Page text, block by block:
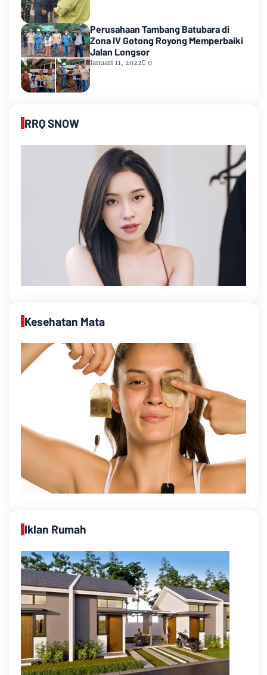
Perusahaan Tambang Batubara di
Zona IV Gotong Royong Memperbaiki
Jalan Longsor
Januari 11, 2022 0
RRQ SNOW
Kesehatan Mata
Iklan Rumah